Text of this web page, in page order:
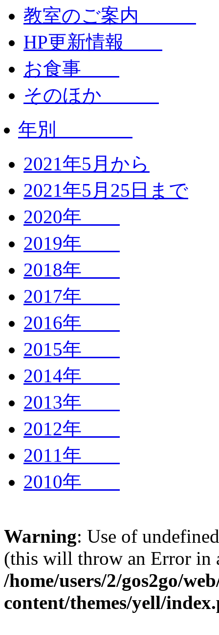
教室のご案内
HP更新情報
お食事
そのほか
年別
2021年5月から
2021年5月25日まで
2020年
2019年
2018年
2017年
2016年
2015年
2014年
2013年
2012年
2011年
2010年
Warning: Use of
(this will throw an Error in
/home/users/2/gos2go/
content/themes/yell/